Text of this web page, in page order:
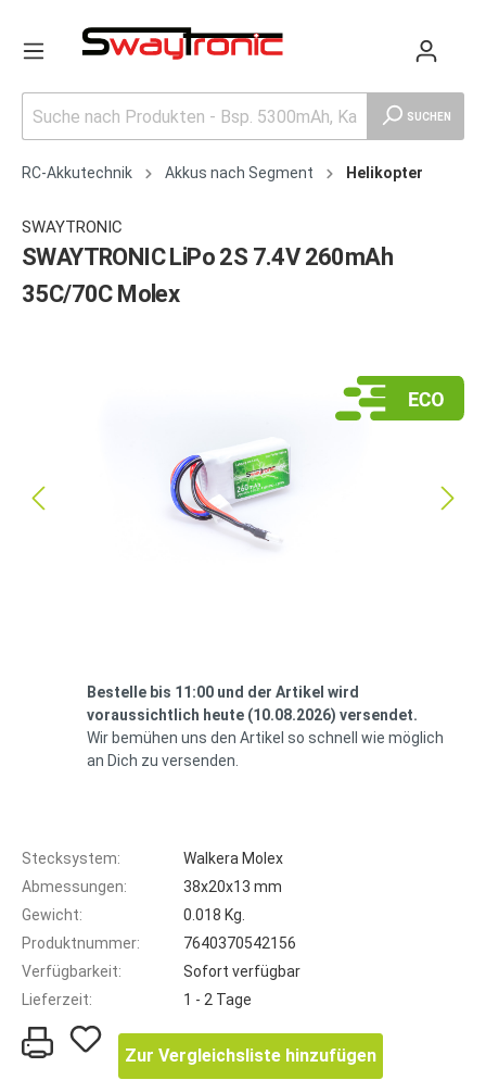
SUCHEN
RC-Akkutechnik Akkus nach Segment Helikopter
SWAYTRONIC
SWAYTRONIC LiPo 2S 7.4V 260mAh
35C/70C Molex
Bestelle bis 11:00 und der Artikel wird
voraussichtlich heute (10.08.2026) versendet.
Wir bemühen uns den Artikel so schnell wie möglich
an Dich zu versenden.
Stecksystem:
Walkera Molex
Abmessungen:
38x20x13 mm
Gewicht:
0.018 Kg.
Produktnummer:
7640370542156
Verfügbarkeit:
Sofort verfügbar
Lieferzeit:
1 - 2 Tage
Zur Vergleichsliste hinzufügen